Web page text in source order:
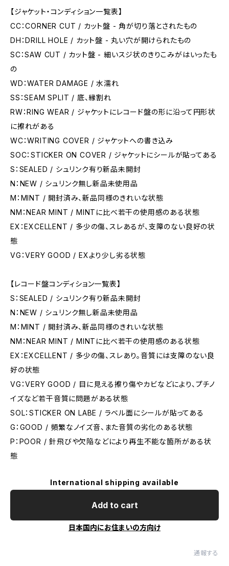
【ジャケット・コンディション一覧表】
CC：CORNER CUT / カット盤 - 角が切り落とされたもの
DH：DRILL HOLE / カット盤 - 丸い穴が開けられたもの
SC：SAW CUT / カット盤 - 細いスジ状のきりこみがはいったも
の
WD：WATER DAMAGE / 水濡れ
SS：SEAM SPLIT / 底、縁割れ
RW：RING WEAR / ジャケットにレコード盤の形に沿って円形状
に擦れがある
WC：WRITING COVER / ジャケットへの書き込み
SOC：STICKER ON COVER / ジャケットにシールが貼ってある
S：SEALED / シュリンク有り新品未開封
N：NEW / シュリンク無し新品未使用品
M：MINT / 開封済み、新品同様のきれいな状態
NM：NEAR MINT / MINTに比べ若干の使用感のある状態
EX：EXCELLENT / 多少の傷、スレあるが、支障のない良好の状
態
VG：VERY GOOD / EXより少し劣る状態
【レコード盤コンディション一覧表】
S：SEALED / シュリンク有り新品未開封
N：NEW / シュリンク無し新品未使用品
M：MINT / 開封済み、新品同様のきれいな状態
NM：NEAR MINT / MINTに比べ若干の使用感のある状態
EX：EXCELLENT / 多少の傷、スレあり。音質には支障のない良
好の状態
VG：VERY GOOD / 目に見える擦り傷やカビなどにより、プチノ
イズなど若干音質に問題がある状態
SOL：STICKER ON LABE / ラベル面にシールが貼ってある
G：GOOD / 頻繁なノイズ音、また音質の劣化のある状態
P：POOR / 針飛びや欠陥などにより再生不能な箇所がある状
態
International shipping available
Add to cart
日本国内にお住まいの方向け
通報する